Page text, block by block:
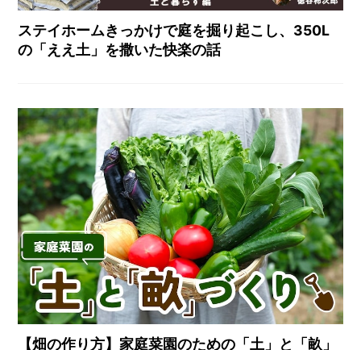
ステイホームきっかけで庭を掘り起こし、350L
の「ええ土」を撒いた快楽の話
【畑の作り方】家庭菜園のための「土」と「畝」